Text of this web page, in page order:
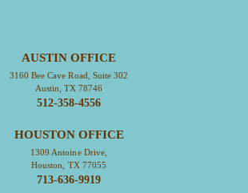
AUSTIN OFFICE
3160 Bee Cave Road, Suite 302
Austin, TX 78746
512-358-4556
HOUSTON OFFICE
1309 Antoine Drive,
Houston, TX 77055
713-636-9919